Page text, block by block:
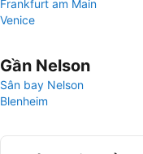
Frankfurt am Main
Venice
Gần Nelson
Sân bay Nelson
Blenheim